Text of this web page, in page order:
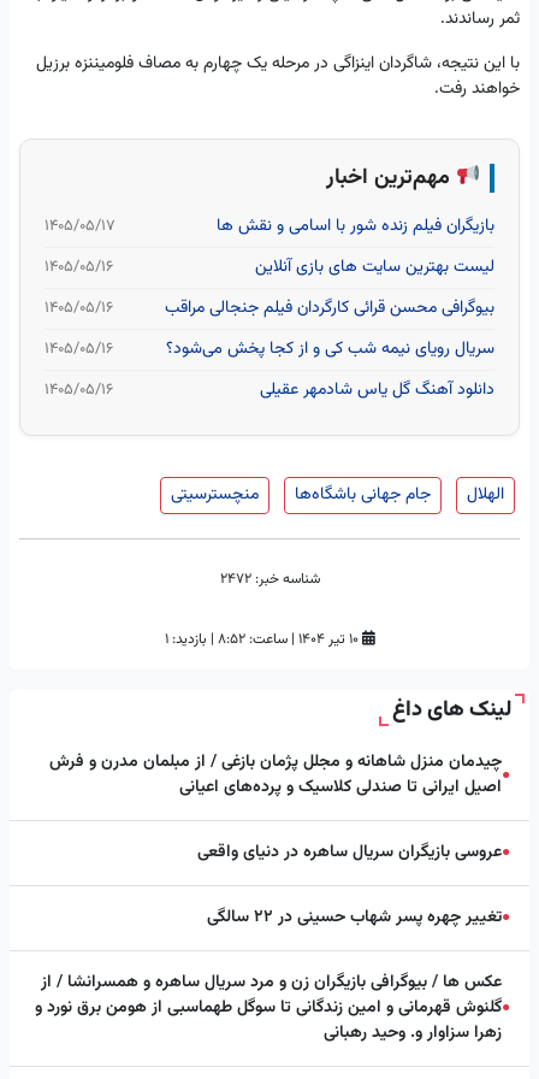
ثمر رساندند.
با این نتیجه، شاگردان اینزاگی در مرحله یک چهارم به مصاف فلومیننزه برزیل
خواهند رفت.
مهم‌ترین اخبار
بازیگران فیلم زنده شور با اسامی و نقش ها ۱۴۰۵/۰۵/۱۷
لیست بهترین سایت‌ های بازی آنلاین ۱۴۰۵/۰۵/۱۶
بیوگرافی محسن قرائی کارگردان فیلم جنجالی مراقب ۱۴۰۵/۰۵/۱۶
سریال رویای نیمه شب کی و از کجا پخش می‌شود؟ ۱۴۰۵/۰۵/۱۶
دانلود آهنگ گل یاس شادمهر عقیلی ۱۴۰۵/۰۵/۱۶
الهلال جام جهانی باشگاه‌ها منچسترسیتی
شناسه خبر: 2472
۱۰ تیر ۱۴۰۴ | ساعت: ۸:۵۲ | بازدید: 1
لینک های داغ
●چیدمان منزل شاهانه و مجلل پژمان بازغی / از مبلمان مدرن و فرش
اصیل ایرانی تا صندلی کلاسیک و پرده‌های اعیانی
●عروسی بازیگران سریال ساهره در دنیای واقعی
●تغییر چهره پسر شهاب حسینی در ۲۲ سالگی
●
عکس ها / بیوگرافی بازیگران زن و مرد سریال ساهره و همسرانشا / از
گلنوش قهرمانی و امین زندگانی تا سوگل طهماسبی از هومن برق نورد و
زهرا سزاوار و. وحید رهبانی